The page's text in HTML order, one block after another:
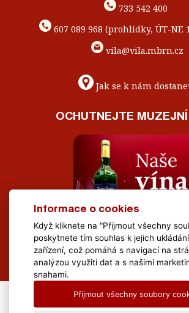
733 542 400
607 089 968 (prohlídky, ÚT-NE
vila@vila.mbrn.cz
Jak se k nám
OCHUTNEJTE
All Rights Reserved Muzeum Brněnska ©
Informace o cookies
Když kliknete na "Přijmout všechny
poskytnete tím souhlas k jejich
zařízení, což pomáhá s navigací na
analýzou využití dat a s našimi
snahami.
Přijmout všechny soubory